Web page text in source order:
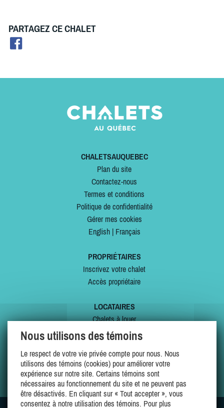
PARTAGEZ CE CHALET
CHALETSAUQUEBEC
Plan du site
Contactez-nous
Termes et conditions
Politique de confidentialité
Gérer mes cookies
English| Français
PROPRIÉTAIRES
Inscrivez votre chalet
Accès propriétaire
LOCATAIRES
Chalets à louer
Chalets à vendre
Offres spéciales
Mes favoris
Nous utilisons des témoins
Le respect de votre vie privée compte pour nous. Nous
utilisons des témoins (cookies) pour améliorer votre
expérience sur notre site. Certains témoins sont
nécessaires au fonctionnement du site et ne peuvent pas
être désactivés. En cliquant sur « Tout accepter », vous
consentez à notre utilisation des témoins. Pour plus